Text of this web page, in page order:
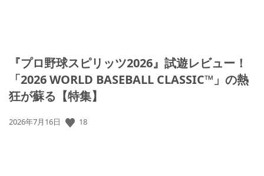
『プロ野球スピリッツ2026』試遊レビュー！
「2026 WORLD BASEBALL CLASSIC™」の熱
狂が蘇る【特集】
公
2026年7月16日 18